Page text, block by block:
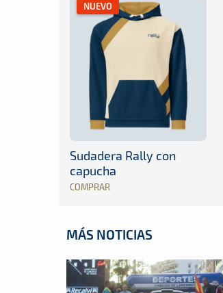
NUEVO
Sudadera Rally con
capucha
COMPRAR
MÁS NOTICIAS